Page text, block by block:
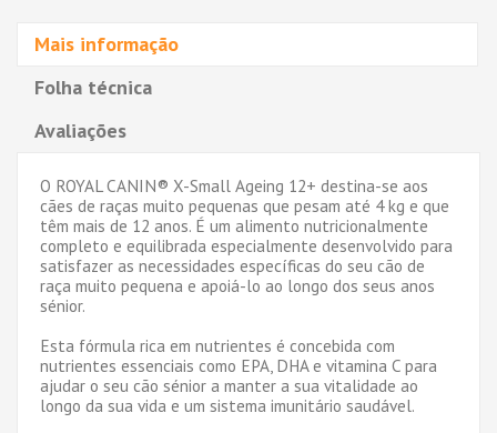
Mais informação
Folha técnica
Avaliações
O ROYAL CANIN® X-Small Ageing 12+ destina-se aos
cães de raças muito pequenas que pesam até 4 kg e que
têm mais de 12 anos. É um alimento nutricionalmente
completo e equilibrada especialmente desenvolvido para
satisfazer as necessidades específicas do seu cão de
raça muito pequena e apoiá-lo ao longo dos seus anos
sénior.
Esta fórmula rica em nutrientes é concebida com
nutrientes essenciais como EPA, DHA e vitamina C para
ajudar o seu cão sénior a manter a sua vitalidade ao
longo da sua vida e um sistema imunitário saudável.